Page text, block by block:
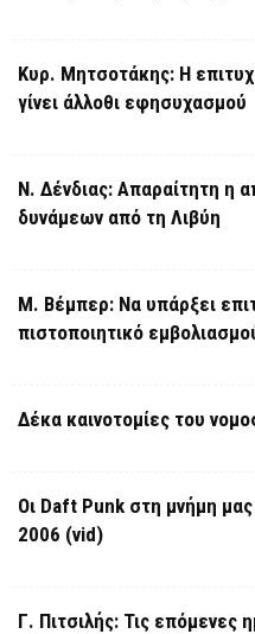
Κυρ. Μητσοτάκης: Η
γίνει άλλοθι εφησυχασμού
Ν. Δένδιας: Απαραίτητη η
δυνάμεων από τη Λιβύη
Μ. Βέμπερ: Να υπάρξει
πιστοποιητικό
Δέκα καινοτομίες του
Οι Daft Punk στη μνήμη
2006 (vid)
Γ. Πιτσιλής: Τις επόμενες